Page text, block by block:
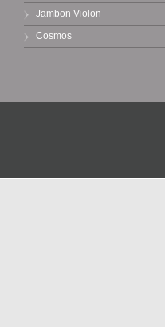
Jambon Violon
Cosmos